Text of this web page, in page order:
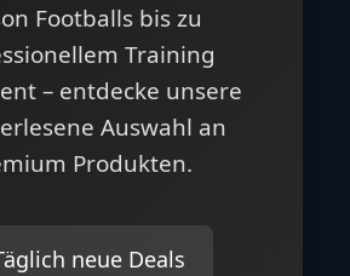
Footballs bis zu
Training
– entdecke unsere
Auswahl an
Produkten.
neue Deals